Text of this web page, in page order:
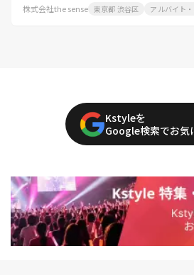
株式会社the sense 東京都 渋谷区 アルバイト
Kstyleを
Google検索でお気